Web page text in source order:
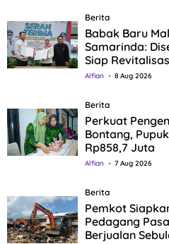
Berita
Babak Baru
Samarinda:
Siap
Alfian 8 Aug 2026
Berita
Perkuat
Bontang,
Rp858,7 Juta
Alfian 7 Aug 2026
Berita
Pemkot
Pedagang
Berjualan